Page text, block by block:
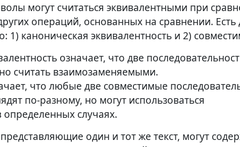
могут считаться эквивалентными при
операций, основанных на сравнении. Есть
1) каноническая эквивалентность и 2)
означает, что две
считать взаимозаменяемыми.
что любые две совместимые
по-разному, но могут использоваться
случаях.
один и тот же текст, могут